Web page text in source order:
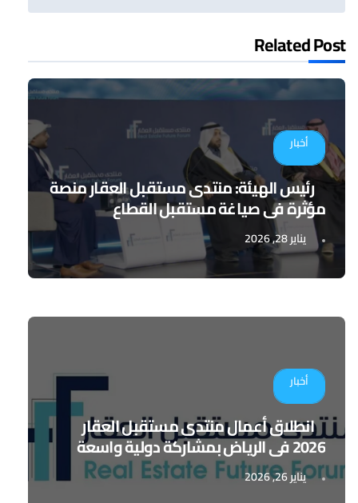
Related Post
أخبار
رئيس الهيئة: منتدى مستقبل العقار منصة
مؤثرة في صياغة مستقبل القطاع
يناير 28, 2026
أخبار
انطلاق أعمال منتدى مستقبل العقار
2026 في الرياض بمشاركة دولية واسعة
يناير 26, 2026